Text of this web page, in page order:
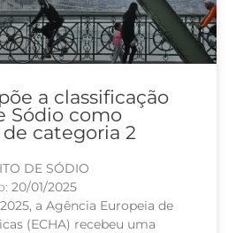
a classificação
Sódio como
categoria 2
DE SÓDIO
20/01/2025
a Agência Europeia de
(ECHA) recebeu uma